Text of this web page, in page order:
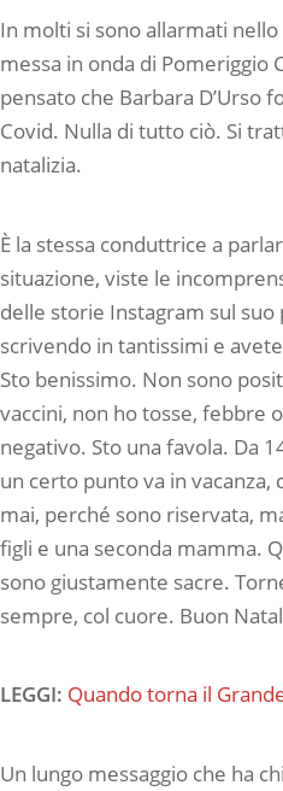
In molti si sono allarmati
messa in onda di Pomeriggio
pensato che Barbara D’Urso
Covid. Nulla di tutto ciò. Si
natalizia.
È la stessa conduttrice a
situazione, viste le
delle storie Instagram sul
scrivendo in tantissimi e
Sto benissimo. Non sono
vaccini, non ho tosse, febbre
negativo. Sto una favola. Da
un certo punto va in
mai, perché sono riservata,
figli e una seconda mamma.
sono giustamente sacre.
sempre, col cuore. Buon
LEGGI: Quando torna il
Un lungo messaggio che ha